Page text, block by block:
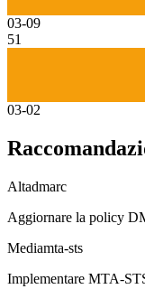
03-09
51
03-02
Altadmarc
Aggiornare la policy
Mediamta-sts
Implementare MTA-